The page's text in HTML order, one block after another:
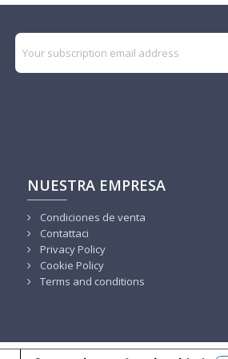
NUESTRA EMPRESA
Condiciones de venta
Contattaci
Privacy Policy
Cookie Policy
Terms and conditions